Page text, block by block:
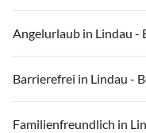
Angelurlaub in Lindau -
Barrierefrei in Lindau -
Familienfreundlich in